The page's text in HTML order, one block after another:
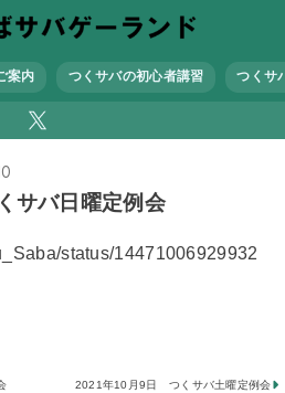
案内 つくサバの初心者講習 つくサ
サバ日曜定例会
status/14471006929932
2021年10月9日 つくサバ土曜定例会